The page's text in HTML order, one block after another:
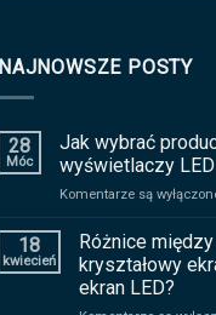
NAJNOWSZE POSTY
28
Móc
Jak wybrać
wyświetlaczy LED
Komentarze są
18
kwiecień
Różnice
kryształowy
ekran LED?